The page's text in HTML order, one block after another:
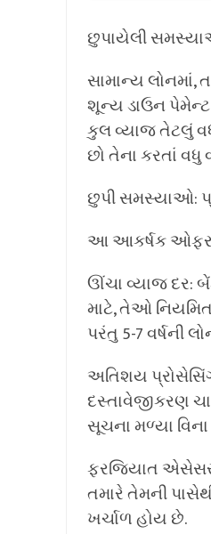
છુપાયેલી
સામાન્ય લોનમાં,
શૂન્ય ડાઉન પેમેન્ટ
કુલ વ્યાજ તેટલું
છો તેના કરતાં
છુપી સમસ્યાઓ:
આ આકર્ષક ઓફર
ઊંચા વ્યાજ દર:
માટે, તેઓ
પરંતુ 5-7 વર્ષની
અતિશય
દસ્તાવેજીકરણ
સૂચના મળ્યા
ફરજિયાત
તમારે તેમની
ખર્ચાળ હોય છે.